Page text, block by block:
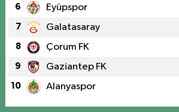
6 Eyüpspor
7 Galatasaray
8 Çorum FK
9 Gaziantep FK
10 Alanyaspor